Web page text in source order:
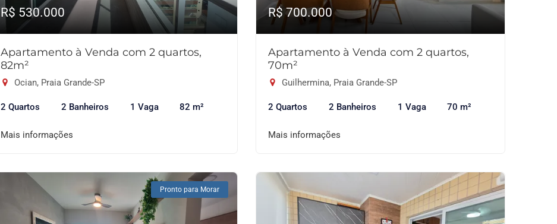
R$ 530.000
Apartamento à Venda com 2 quartos,
82m²
Ocian, Praia Grande-SP
2 Quartos 2 Banheiros 1 Vaga 82 m²
Mais informações
R$ 700.000
Apartamento à Venda com 2 quartos,
70m²
Guilhermina, Praia Grande-SP
2 Quartos 2 Banheiros 1 Vaga 70 m²
Mais informações
Pronto para Morar